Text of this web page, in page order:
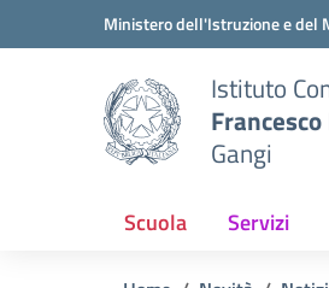
Vai ai contenuti
Vai al menu di navigazioneMinistero dell'Istruzione e del
Istituto
Gangi
Scuola Servizi